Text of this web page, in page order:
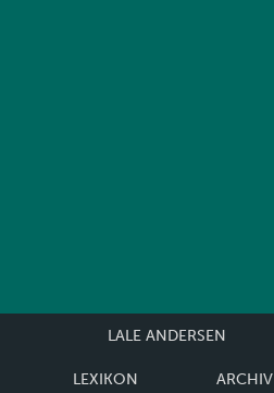
LALE ANDERSEN
LEXIKON ARCHIV